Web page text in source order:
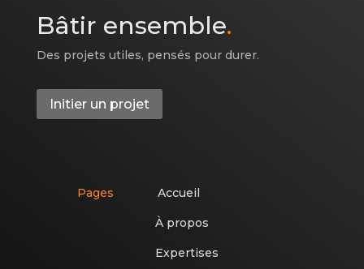
Bâtir ensemble.
Des projets utiles, pensés pour durer.
Initier un projet
Pages Accueil
À propos
Expertises